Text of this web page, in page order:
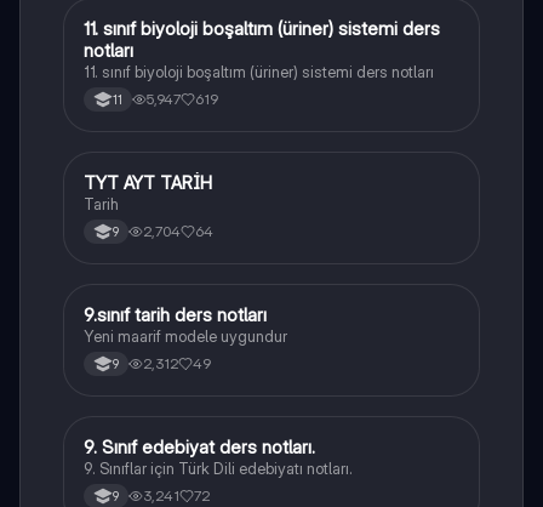
Biyoloji
11. sınıf biyoloji boşaltım (üriner) sistemi ders
notları
11. sınıf biyoloji boşaltım (üriner) sistemi ders notları
11 5,947 619
Tarih
TYT AYT TARİH
Tarih
9 2,704 64
Tarih
9.sınıf tarih ders notları
Yeni maarif modele uygundur
9 2,312 49
Türk Dili ve Edebiyatı
9. Sınıf edebiyat ders notları.
9. Sınıflar için Türk Dili edebiyatı notları.
9 3,241 72